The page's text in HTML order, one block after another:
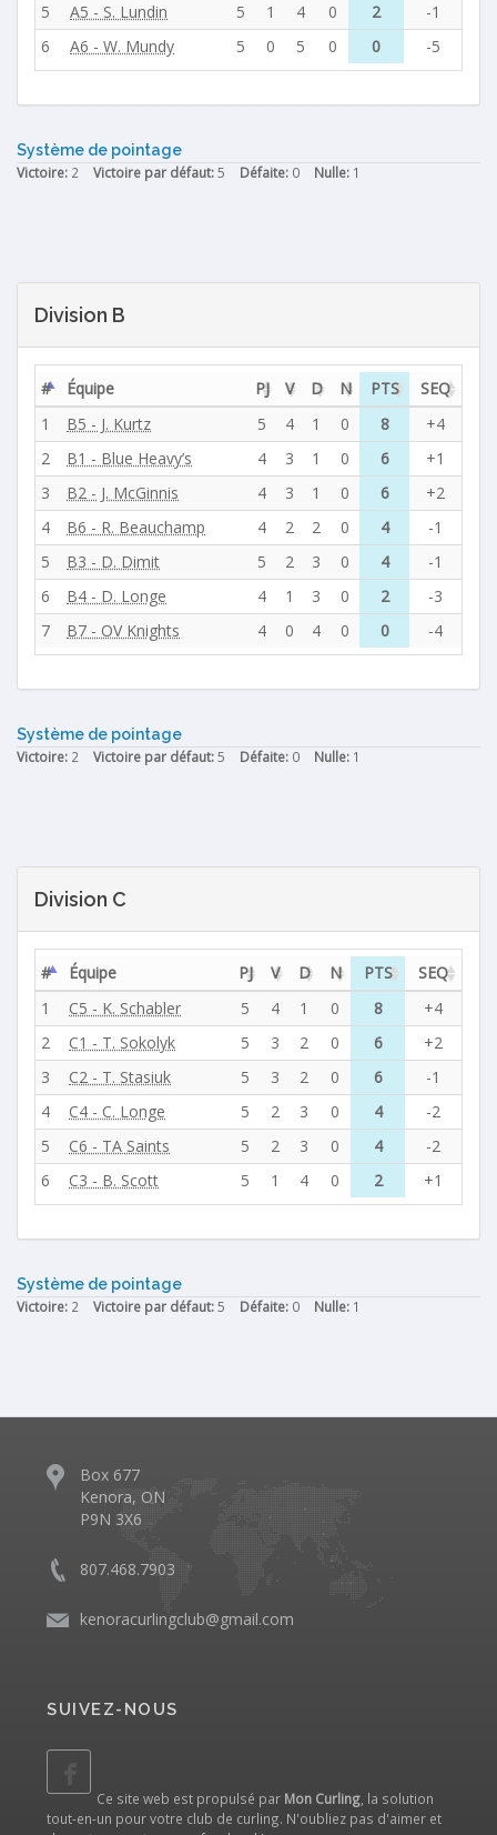
5
A5 - S. Lundin 5 1 4 0 2
-1
6
A6 - W. Mundy 5 0 5 0 0 -5
Système de pointage
Victoire: 2 Victoire par défaut:5 Défaite: 0 Nulle: 1
Division B
# Équipe PJ V D N PTS
SEQ
1
B5 - J. Kurtz 5 4 1 0 8
+4
2
B1 - Blue Heavy’s 4 3 1 0 6
+1
3
B2 - J. McGinnis 4 3 1 0 6
+2
4
B6 - R. Beauchamp 4 2 2 0 4
-1
5
B3 - D. Dimit 5 2 3 0 4
-1
6
B4 - D. Longe 4 1 3 0 2
-3
7
B7 - OV Knights 4 0 4 0 0 -4
Système de pointage
Victoire: 2 Victoire par défaut:5 Défaite: 0 Nulle: 1
Division C
# Équipe PJ V D N PTS
SEQ
1
C5 - K. Schabler 5 4 1 0 8
+4
2
C1 - T. Sokolyk 5 3 2 0 6
+2
3
C2 - T. Stasiuk 5 3 2 0 6
-1
4
C4 - C. Longe 5 2 3 0 4
-2
5
C6 - TA Saints 5 2 3 0 4
-2
6
C3 - B. Scott 5 1 4 0 2 +1
Système de pointage
Victoire: 2 Victoire par défaut:5 Défaite: 0 Nulle: 1
Box 677
Kenora, ON
P9N 3X6
807.468.7903
kenoracurlingclub@gmail.com
SUIVEZ-NOUS
Ce site web est propulsé par Mon Curling , la solution
tout-en-un pour votre club de curling. N'oubliez pas d'aimer et